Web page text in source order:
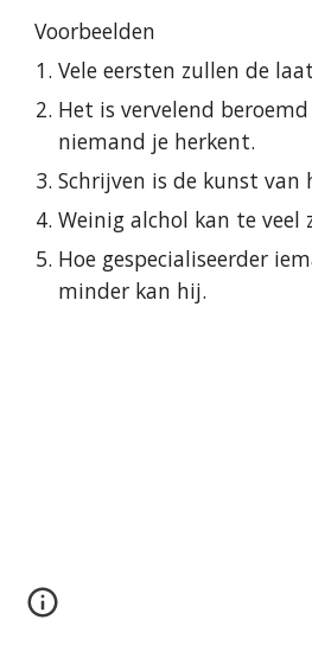
Voorbeelden
Vele eersten zullen de
Het is vervelend
niemand je herkent.
Schrijven is de kunst van
Weinig alchol kan te veel
Hoe gespecialiseerder
minder kan hij.